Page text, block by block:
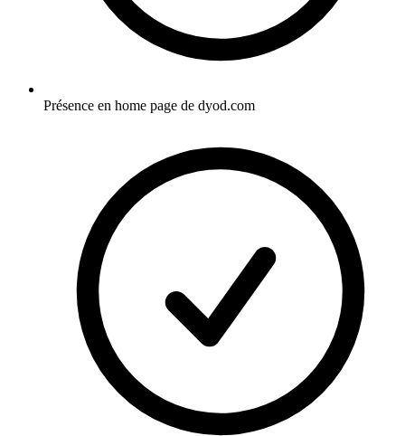
Présence en home page de dyod.com